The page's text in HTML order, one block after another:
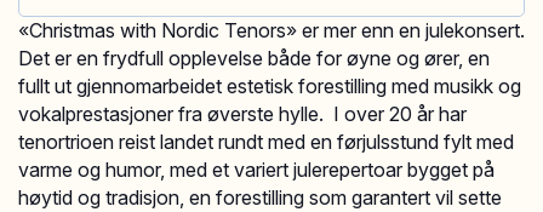
«Christmas with Nordic Tenors» er mer enn en julekonsert.
Det er en frydfull opplevelse både for øyne og ører, en
fullt ut gjennomarbeidet estetisk forestilling med musikk og
vokalprestasjoner fra øverste hylle. I over 20 år har
tenortrioen reist landet rundt med en førjulsstund fylt med
varme og humor, med et variert julerepertoar bygget på
høytid og tradisjon, en forestilling som garantert vil sette